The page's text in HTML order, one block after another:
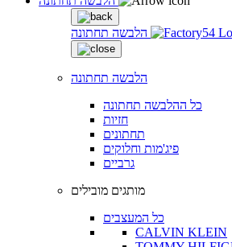
הלבשה תחתונה
הלבשה תחתונה
כל ההלבשה תחתונה
חזיות
תחתונים
פיג'מות וחלוקים
גרביים
מותגים מובילים
כל המעצבים
CALVIN KLEIN